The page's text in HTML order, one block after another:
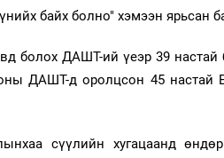
байх болно" хэмээн ярьсан
болох ДАШТ-ий үеэр 39
ДАШТ-д оролцсон 45 настай
сүүлийн хугацаанд